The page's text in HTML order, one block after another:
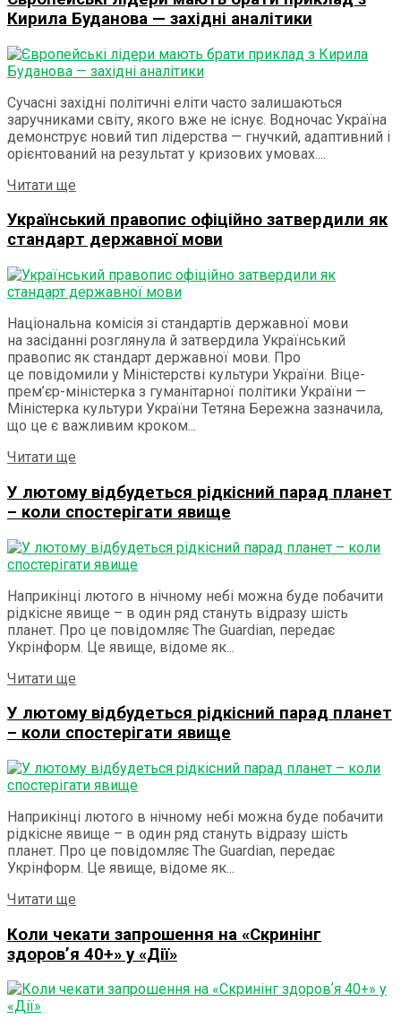
Кирила Буданова — західні аналітики
Сучасні західні політичні еліти часто залишаються
заручниками світу, якого вже не існує. Водночас Україна
демонструє новий тип лідерства — гнучкий, адаптивний і
орієнтований на результат у кризових умовах....
Читати ще
Український правопис офіційно затвердили як
стандарт державної мови
Національна комісія зі стандартів державної мови
на засіданні розглянула й затвердила Український
правопис як стандарт державної мови. Про
це повідомили у Міністерстві культури України. Віце-
прем’єр-міністерка з гуманітарної політики України —
Міністерка культури України Тетяна Бережна зазначила,
що це є важливим кроком...
Читати ще
У лютому відбудеться рідкісний парад планет
– коли спостерігати явище
Наприкінці лютого в нічному небі можна буде побачити
рідкісне явище – в один ряд стануть відразу шість
планет. Про це повідомляє The Guardian, передає
Укрінформ. Це явище, відоме як...
Читати ще
У лютому відбудеться рідкісний парад планет
– коли спостерігати явище
Наприкінці лютого в нічному небі можна буде побачити
рідкісне явище – в один ряд стануть відразу шість
планет. Про це повідомляє The Guardian, передає
Укрінформ. Це явище, відоме як...
Читати ще
Коли чекати запрошення на «Скринінг
здоровʼя 40+» у «Дії»